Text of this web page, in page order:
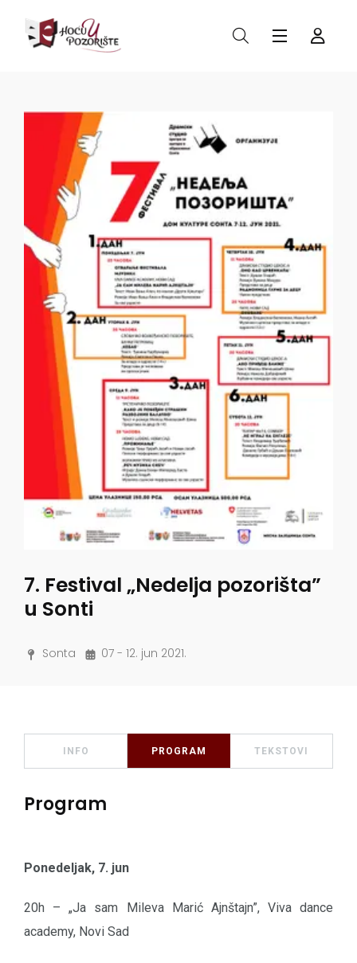
7. Festival „Nedelja pozorišta”
u Sonti
Sonta 07 - 12. jun 2021.
INFO PROGRAM TEKSTOVI
Program
Ponedeljak, 7. jun
20h – „Ja sam Mileva Marić Ajnštajn”, Viva dance
academy, Novi Sad